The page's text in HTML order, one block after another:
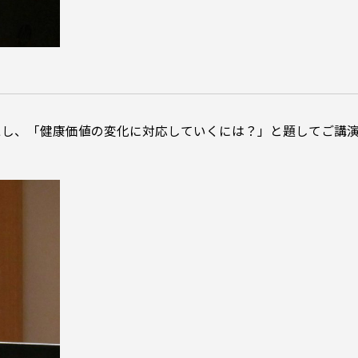
「健康価値の変化に対応していくには？」と題してご講